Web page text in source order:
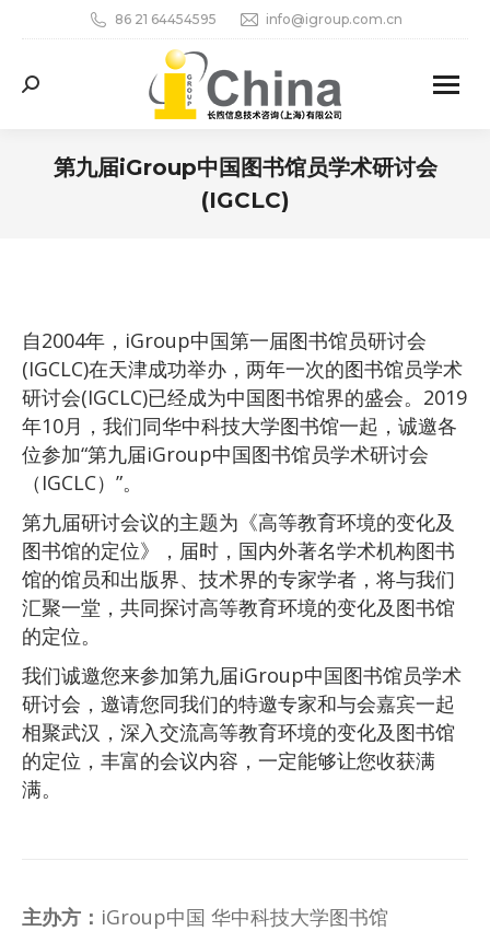
86 21 64454595 info@igroup.com.cn
Search:
第九届iGroup中国图书馆员学术研讨会
(IGCLC)
自2004年，iGroup中国第一届图书馆员研讨会
(IGCLC)在天津成功举办，两年一次的图书馆员学术
研讨会(IGCLC)已经成为中国图书馆界的盛会。2019
年10月，我们同华中科技大学图书馆一起，诚邀各
位参加“第九届iGroup中国图书馆员学术研讨会
（IGCLC）”。
第九届研讨会议的主题为《高等教育环境的变化及
图书馆的定位》，届时，国内外著名学术机构图书
馆的馆员和出版界、技术界的专家学者，将与我们
汇聚一堂，共同探讨高等教育环境的变化及图书馆
的定位。
我们诚邀您来参加第九届iGroup中国图书馆员学术
研讨会，邀请您同我们的特邀专家和与会嘉宾一起
相聚武汉，深入交流高等教育环境的变化及图书馆
的定位，丰富的会议内容，一定能够让您收获满
满。
主办方： iGroup中国 华中科技大学图书馆